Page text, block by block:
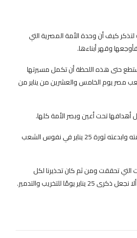
المصري في الذكرى الثانية لثورة 25 يناير المباركة لتذكر كيف أن وحدة الأمة المصرية التي
وقهر أبناءها.
حتى هذه اللحظة أن تكمل مسيرتها
مصر يوم الخامس والعشرين من يناير من
تحت أعين وبصر الأمة كلها.
ولذا يجب على كافة القوى السياسية الحزبية أن ترتفع إلى المستوى وإلى الطموح الذي خلقته وابدعته ثورة 25 يناير في نفوس الشعب
التي تحققت ومن ثم كان تحذيرنا لكل
والتدمير.